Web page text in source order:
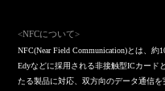
<NFCについて>
NFC(Near Field Communication)とは、
Edyなどに採用される非接触型ICカード
たる製品に対応、双方向のデータ通信